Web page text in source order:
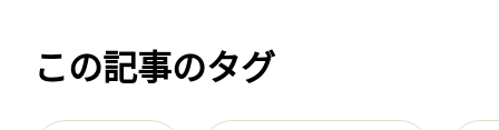
この記事のタグ